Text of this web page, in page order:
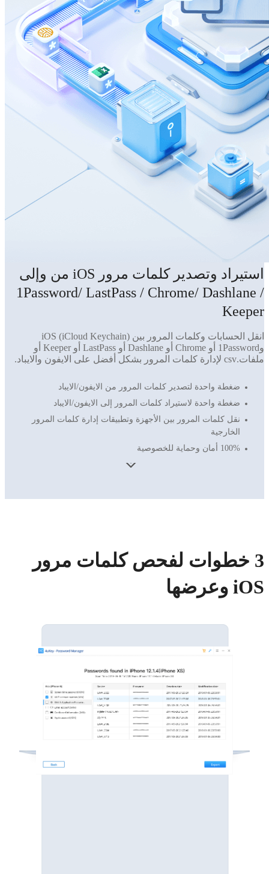
استيراد وتصدير كلمات مرور iOS من وإلى
1Password/ LastPass / Chrome/ Dashlane /
Keeper
انقل الحسابات وكلمات المرور بين iOS (iCloud Keychain)
و1Password أو Chrome أو Dashlane أو LastPass أو Keeper أو
ملفات.csv لإدارة كلمات المرور بشكل أفضل على الايفون والايباد.
ضغطة واحدة لتصدير كلمات المرور من الايفون/الايباد
ضغطة واحدة لاستيراد كلمات المرور إلى الايفون/الايباد
نقل كلمات المرور بين الأجهزة وتطبيقات إدارة كلمات المرور
الخارجية
100% أمان وحماية للخصوصية
3 خطوات لفحص كلمات مرور
iOS وعرضها